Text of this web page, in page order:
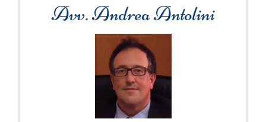
Avv. Andrea Antolini